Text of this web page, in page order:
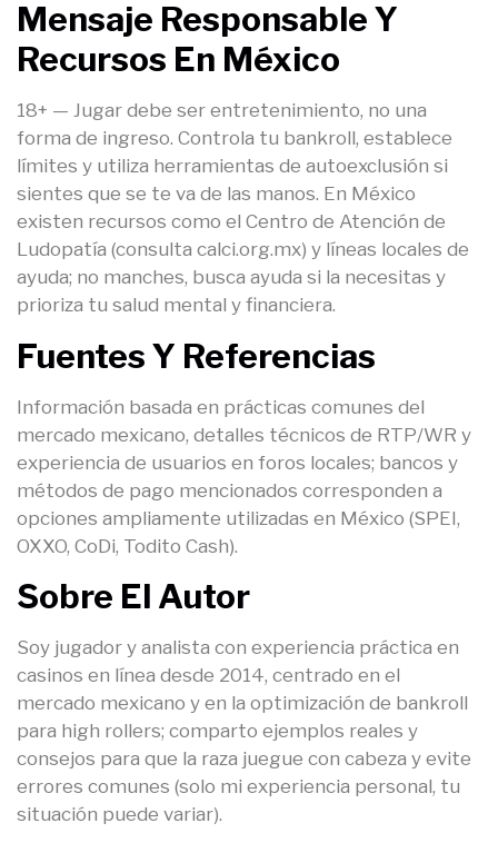
Mensaje Responsable Y
Recursos En México
18+ — Jugar debe ser entretenimiento, no una
forma de ingreso. Controla tu bankroll, establece
límites y utiliza herramientas de autoexclusión si
sientes que se te va de las manos. En México
existen recursos como el Centro de Atención de
Ludopatía (consulta calci.org.mx) y líneas locales de
ayuda; no manches, busca ayuda si la necesitas y
prioriza tu salud mental y financiera.
Fuentes Y Referencias
Información basada en prácticas comunes del
mercado mexicano, detalles técnicos de RTP/WR y
experiencia de usuarios en foros locales; bancos y
métodos de pago mencionados corresponden a
opciones ampliamente utilizadas en México (SPEI,
OXXO, CoDi, Todito Cash).
Sobre El Autor
Soy jugador y analista con experiencia práctica en
casinos en línea desde 2014, centrado en el
mercado mexicano y en la optimización de bankroll
para high rollers; comparto ejemplos reales y
consejos para que la raza juegue con cabeza y evite
errores comunes (solo mi experiencia personal, tu
situación puede variar).